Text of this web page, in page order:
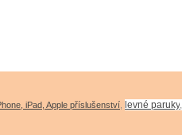
iPad, Apple příslušenství levné paruky